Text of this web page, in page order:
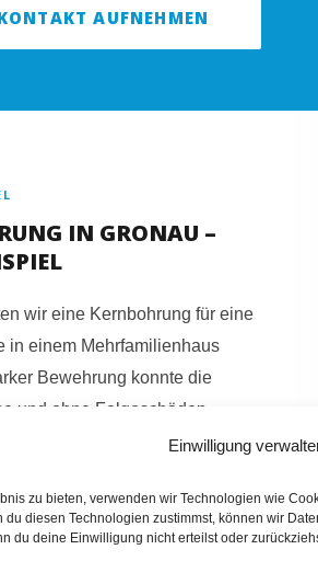
Einwilligung
zu bieten, verwenden wir Technologien wie
du diesen Technologien zustimmst, können wir
du deine Einwilligung nicht erteilst oder
AUFNEHMEN
IN GRONAU –
wir eine Kernbohrung für eine
in einem Mehrfamilienhaus
Bewehrung konnte die
und ohne Folgeschäden